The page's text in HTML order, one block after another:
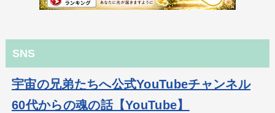
SNS
宇宙の兄弟たちへ公式YouTubeチャンネル
60代からの魂の話【YouTube】